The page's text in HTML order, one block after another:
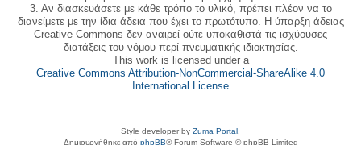
3. Αν διασκευάσετε με κάθε τρόπο το υλικό, πρέπει πλέον να το
διανείμετε με την ίδια άδεια που έχει το πρωτότυπο. Η ύπαρξη άδειας
Creative Commons δεν αναιρεί ούτε υποκαθιστά τις ισχύουσες
διατάξεις του νόμου περί πνευματικής ιδιοκτησίας.
This work is licensed under a
Creative Commons Attribution-NonCommercial-ShareAlike 4.0
International License
Style developer by Zuma Portal
Δημιουργήθηκε από phpBB® Forum Software © phpBB Limited